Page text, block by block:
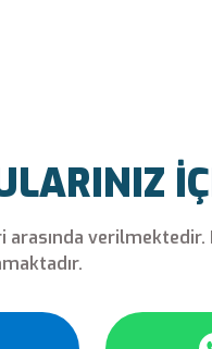
verilmektedir.